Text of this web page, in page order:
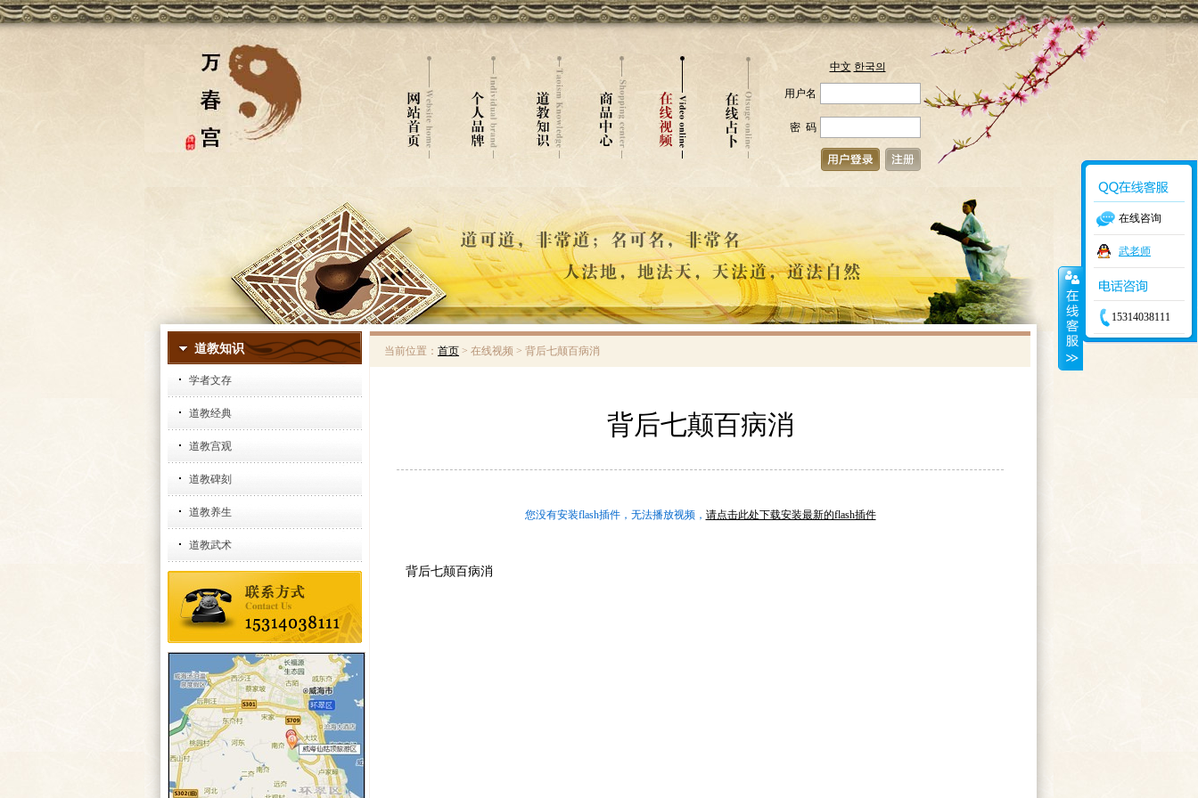
中文 한국의
用户名
密 码
道教知识
学者文存
道教经典
道教宫观
道教碑刻
道教养生
道教武术
当前位置： 首页 > 在线视频 > 背后七颠百病消
背后七颠百病消
您没有安装flash插件，无法播放视频， 请点击此处下载安装最新的flash插件
背后七颠百病消
在线咨询
武老师
15314038111